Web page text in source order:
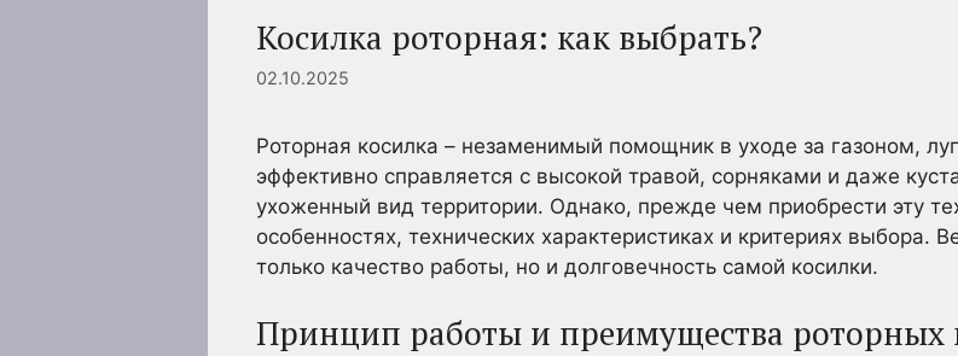
Косилка роторная: как выбрать?
02.10.2025
Роторная косилка – незаменимый помощник в уходе за газоном,
эффективно справляется с высокой травой, сорняками и даже
ухоженный вид территории. Однако, прежде чем приобрести эту
особенностях, технических характеристиках и критериях выбора.
только качество работы, но и долговечность самой косилки.
Принцип работы и преимущества роторных